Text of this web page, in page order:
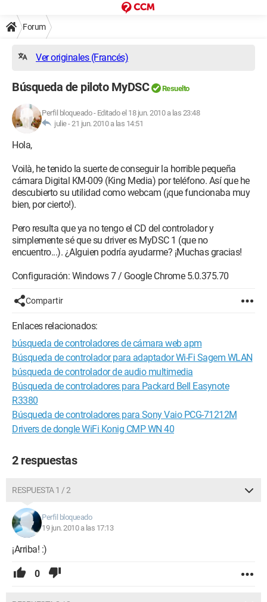
Forum
Ver originales (Francés)
Búsqueda de piloto MyDSC Resuelto
Perfil bloqueado- Editado el 18 jun. 2010 a las 23:48
julie -21 jun. 2010 a las 14:51
Hola,
Voilà, he tenido la suerte de conseguir la horrible pequeña
cámara Digital KM-009 (King Media) por teléfono. Así que he
descubierto su utilidad como webcam (¡que funcionaba muy
bien, por cierto!).
Pero resulta que ya no tengo el CD del controlador y
simplemente sé que su driver es MyDSC 1 (que no
encuentro...). ¿Alguien podría ayudarme? ¡Muchas gracias!
Configuración: Windows 7 / Google Chrome 5.0.375.70
Compartir
Enlaces relacionados:
búsqueda de controladores de cámara web apm
Búsqueda de controlador para adaptador Wi-Fi Sagem WLAN
búsqueda de controlador de audio multimedia
Búsqueda de controladores para Packard Bell Easynote
R3380
Búsqueda de controladores para Sony Vaio PCG-71212M
Drivers de dongle WiFi Konig CMP WN 40
2 respuestas
RESPUESTA 1 / 2
Perfil bloqueado
19 jun. 2010 a las 17:13
¡Arriba! :)
0